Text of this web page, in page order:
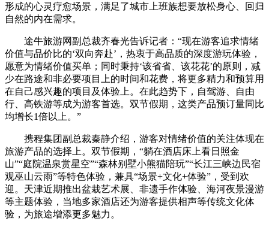
形成的心灵疗愈场景，满足了城市上班族想要放松身心、回归
自然的内在需求。
途牛旅游网副总裁齐春光告诉记者：“现在游客追求情绪
价值与品价比的‘双向奔赴’，热衷于高品质的深度游玩体验，
愿意为情绪价值买单；同时秉持‘该省省、该花花’的原则，减
少在路途和非必要项目上的时间和花费，将更多精力和预算用
在自己感兴趣的项目及体验上。在此趋势下，自驾游、自由
行、高铁游等成为游客首选。双节假期，这类产品预订量同比
均增长1倍以上。”
携程集团副总裁秦静介绍，游客对情绪价值的关注体现在
旅游产品的选择上。双节假期，“躺在酒店床上看日照金
山”“庭院温泉赏星空”“森林别墅小熊猫陪玩”“长江三峡边民宿
观巫山云雨”等特色体验，兼具“场景+文化+体验”，受到欢
迎。天津近期推出盆栽艺术展、非遗手作体验、海河夜景漫游
等主题体验，当地多家酒店还为游客提供相声等传统文化体
验，为旅途增添更多魅力。